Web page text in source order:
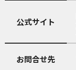
公式サイト
お問合せ先